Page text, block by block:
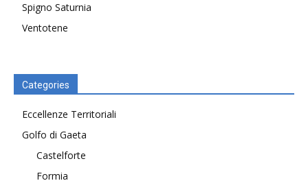
Spigno Saturnia
Ventotene
Categories
Eccellenze Territoriali
Golfo di Gaeta
Castelforte
Formia